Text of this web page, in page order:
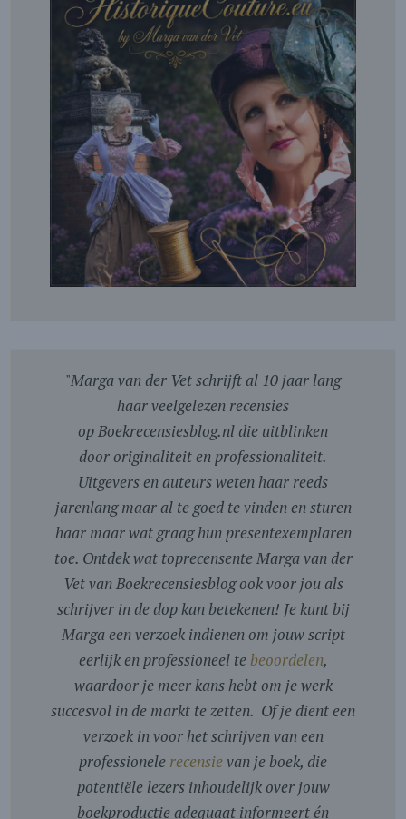
"Marga van der Vet schrijft al 10 jaar lang
haar veelgelezen recensies
op Boekrecensiesblog.nl die uitblinken
door originaliteit en professionaliteit.
Uitgevers en auteurs weten haar reeds
jarenlang maar al te goed te vinden en sturen
haar maar wat graag hun presentexemplaren
toe. Ontdek wat toprecensente Marga van der
Vet van Boekrecensiesblog ook voor jou als
schrijver in de dop kan betekenen! Je kunt bij
Marga een verzoek indienen om jouw script
eerlijk en professioneel te beoordelen,
waardoor je meer kans hebt om je werk
succesvol in de markt te zetten. Of je dient een
verzoek in voor het schrijven van een
professionele recensievan je boek, die
potentiële lezers inhoudelijk over jouw
boekproductie adequaat informeert én